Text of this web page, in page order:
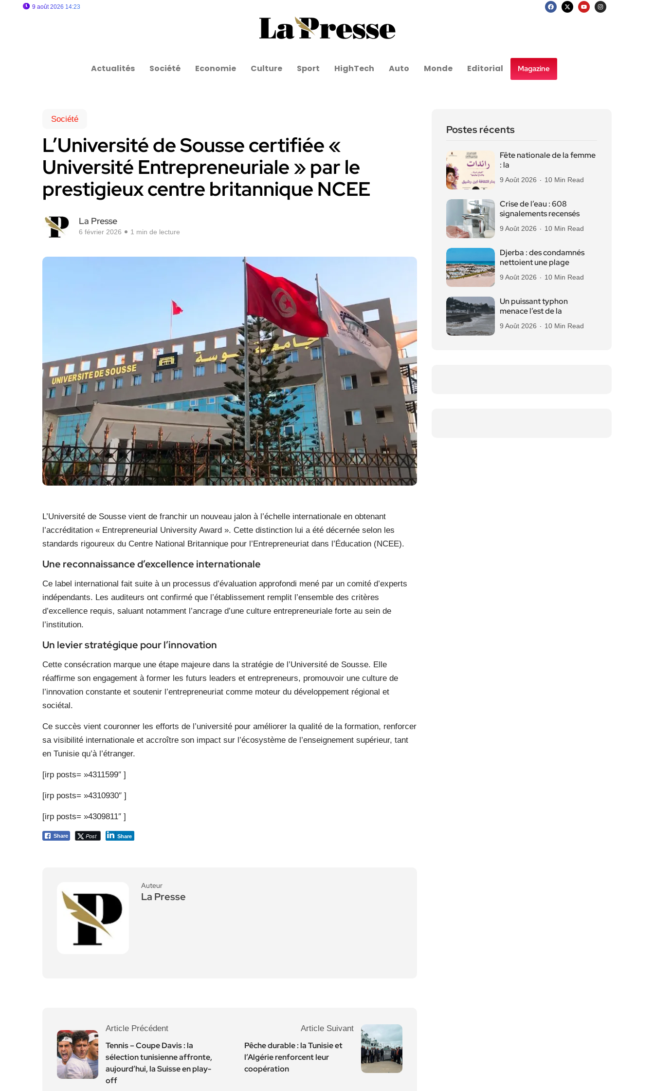
9 août 2026 14:23
Actualités Société Economie Culture Sport HighTech Auto Monde Editorial Magazine
Société
L’Université de Sousse certifiée «
Université Entrepreneuriale » par le
prestigieux centre britannique NCEE
La Presse
6 février 2026 1 min de lecture
L’Université de Sousse vient de franchir un nouveau jalon à l’échelle internationale en obtenant
l’accréditation « Entrepreneurial University Award ». Cette distinction lui a été décernée selon les
standards rigoureux du Centre National Britannique pour l’Entrepreneuriat dans l’Éducation (NCEE).
Une reconnaissance d’excellence internationale
Ce label international fait suite à un processus d’évaluation approfondi mené par un comité d’experts
indépendants. Les auditeurs ont confirmé que l’établissement remplit l’ensemble des critères
d’excellence requis, saluant notamment l’ancrage d’une culture entrepreneuriale forte au sein de
l’institution.
Un levier stratégique pour l’innovation
Cette consécration marque une étape majeure dans la stratégie de l’Université de Sousse. Elle
réaffirme son engagement à former les futurs leaders et entrepreneurs, promouvoir une culture de
l’innovation constante et soutenir l’entrepreneuriat comme moteur du développement régional et
sociétal.
Ce succès vient couronner les efforts de l’université pour améliorer la qualité de la formation, renforcer
sa visibilité internationale et accroître son impact sur l’écosystème de l’enseignement supérieur, tant
en Tunisie qu’à l’étranger.
[irp posts= »4311599″ ]
[irp posts= »4310930″ ]
[irp posts= »4309811″ ]
Share Post Share
Auteur
La Presse
Article Précédent
Tennis – Coupe Davis : la
sélection tunisienne affronte,
aujourd’hui, la Suisse en play-
off
Article Suivant
Pêche durable : la Tunisie et
l’Algérie renforcent leur
coopération
Postes récents
Fête nationale de la femme
: la
9 Août 2026 10 Min Read
Crise de l’eau : 608
signalements recensés
9 Août 2026 10 Min Read
Djerba : des condamnés
nettoient une plage
9 Août 2026 10 Min Read
Un puissant typhon
menace l’est de la
9 Août 2026 10 Min Read